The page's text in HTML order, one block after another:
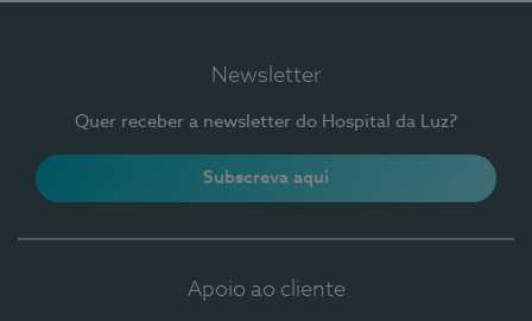
Newsletter
Quer receber a newsletter do Hospital da Luz?
Subscreva aqui
Apoio ao cliente